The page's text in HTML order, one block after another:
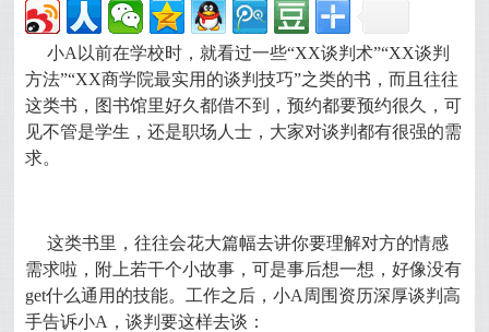
小A以前在学校时，就看过一些“XX谈判术”“XX谈判
方法”“XX商学院最实用的谈判技巧”之类的书，而且往往
这类书，图书馆里好久都借不到，预约都要预约很久，可
见不管是学生，还是职场人士，大家对谈判都有很强的需
求。
这类书里，往往会花大篇幅去讲你要理解对方的情感
需求啦，附上若干个小故事，可是事后想一想，好像没有
get什么通用的技能。工作之后，小A周围资历深厚谈判高
手告诉小A，谈判要这样去谈：